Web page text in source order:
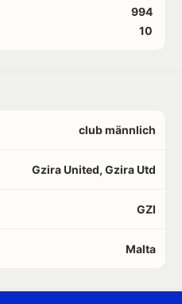
994
10
club männlich
Gzira United, Gzira Utd
GZI
Malta